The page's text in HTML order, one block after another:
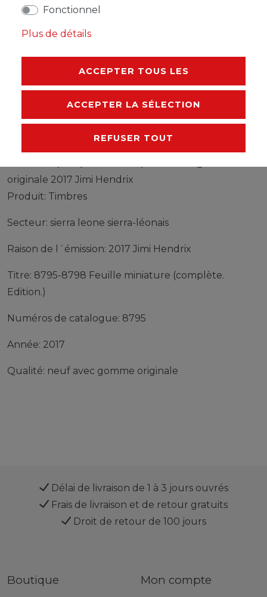
DESCRIPTION
AUTRES DÉTAILS
originale 2017 Jimi Hendrix
Produit: Timbres
Secteur: sierra leone sierra-léonais
Raison de l´émission: 2017 Jimi Hendrix
Titre: 8795-8798 Feuille miniature (complète.
Edition.)
Numéros de catalogue: 8795
Année: 2017
Qualité: neuf avec gomme originale
Délai de livraison de 1 à 3 jours ouvrés
Frais de livraison et de retour gratuits
Droit de retour de 100 jours
Boutique Mon compte
Fonctionnel
Plus de détails
ACCEPTER TOUS LES
ACCEPTER LA SÉLECTION
REFUSER TOUT